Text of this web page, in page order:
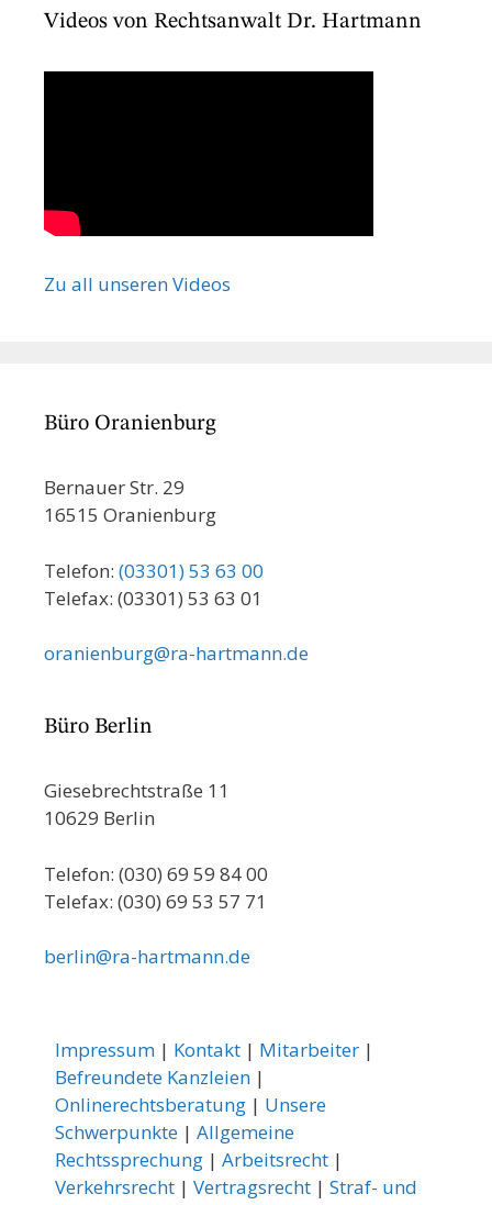
Videos von Rechtsanwalt Dr. Hartmann
Zu all unseren Videos
Büro Oranienburg
Bernauer Str. 29
16515 Oranienburg
Telefon: (03301) 53 63 00
Telefax: (03301) 53 63 01
oranienburg@ra-hartmann.de
Büro Berlin
Giesebrechtstraße 11
10629 Berlin
Telefon: (030) 69 59 84 00
Telefax: (030) 69 53 57 71
berlin@ra-hartmann.de
Impressum | Kontakt | Mitarbeiter |
Befreundete Kanzleien |
Onlinerechtsberatung | Unsere
Schwerpunkte | Allgemeine
Rechtssprechung | Arbeitsrecht |
Verkehrsrecht | Vertragsrecht | Straf- und